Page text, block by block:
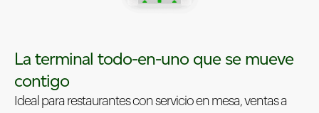
La terminal todo-en-uno que se mueve
contigo
Ideal para restaurantes con servicio en mesa, ventas a